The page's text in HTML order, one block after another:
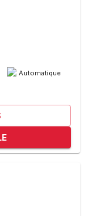
Automatique